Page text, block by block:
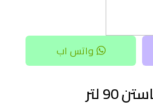
واتس اب
لتر